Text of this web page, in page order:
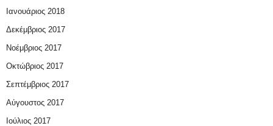
Ιανουάριος 2018
Δεκέμβριος 2017
Νοέμβριος 2017
Οκτώβριος 2017
Σεπτέμβριος 2017
Αύγουστος 2017
Ιούλιος 2017